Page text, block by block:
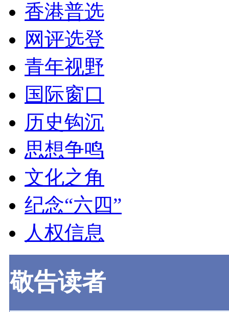
香港普选
网评选登
青年视野
国际窗口
历史钩沉
思想争鸣
文化之角
纪念“六四”
人权信息
敬告读者